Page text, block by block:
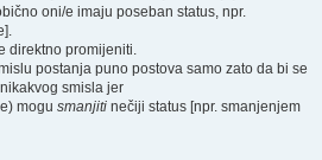
oni/e imaju poseban status, npr.
direktno promijeniti.
postanja puno postova samo zato da bi se
smisla jer
mogu smanjiti nečiji status [npr. smanjenjem